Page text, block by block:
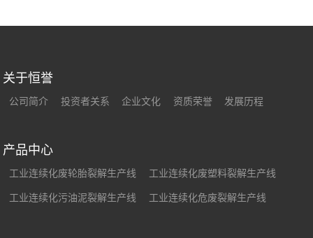
关于恒誉
公司简介 投资者关系 企业文化 资质荣誉 发展历程
产品中心
工业连续化废轮胎裂解生产线 工业连续化废塑料裂解生产线
工业连续化污油泥裂解生产线 工业连续化危废裂解生产线